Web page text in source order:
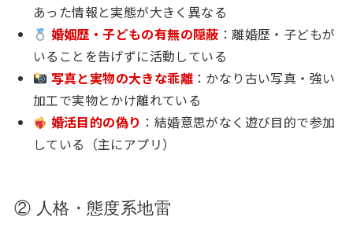
あった情報と実態が大きく異なる
婚姻歴・子どもの有無の隠蔽 ：離婚歴・子どもが
いることを告げずに活動している
写真と実物の大きな乖離：かなり古い写真・強い
加工で実物とかけ離れている
婚活目的の偽り ：結婚意思がなく遊び目的で参加
している（主にアプリ）
② 人格・態度系地雷